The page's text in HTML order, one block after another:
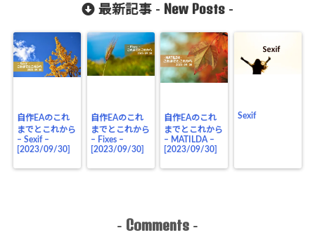
最新記事 - New Posts -
自作EAのこれ
までとこれから
– Sexif –
[2023/09/30]
自作EAのこれ
までとこれから
– Fixes –
[2023/09/30]
自作EAのこれ
までとこれから
– MATILDA –
[2023/09/30]
Sexif
- Comments -